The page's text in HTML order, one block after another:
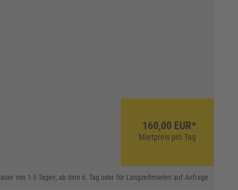
160,00 EUR*
Mietpreis pro Tag
von 1-5 Tagen, ab dem 6. Tag oder für Langzeitmieten auf Anfrage